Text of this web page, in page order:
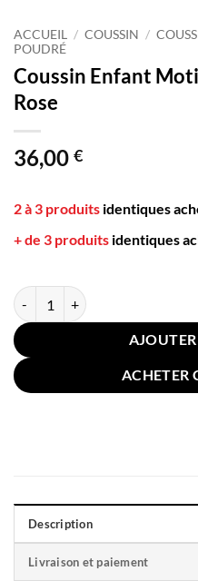
ACCUEIL / COUSSIN /
POUDRÉ
Coussin Enfant
Rose
36,00 €
2 à 3 produits identiques
+ de 3 produits identiques
quantité de Coussin Enfant Motif
ACHETER
Description
Livraison et paiement